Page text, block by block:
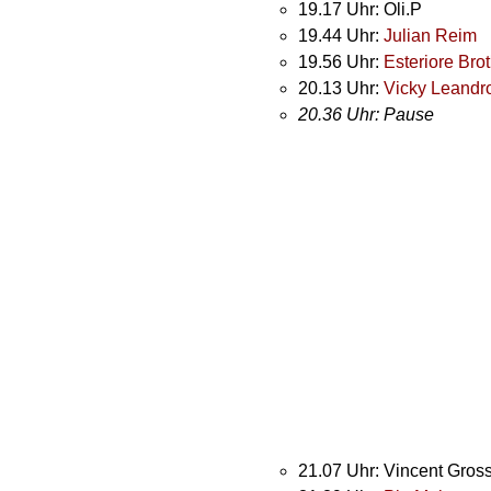
19.17 Uhr: Oli.P
19.44 Uhr: Julian Reim
19.56 Uhr: Esteriore
20.13 Uhr: Vicky
20.36 Uhr: Pause
21.07 Uhr: Vincent